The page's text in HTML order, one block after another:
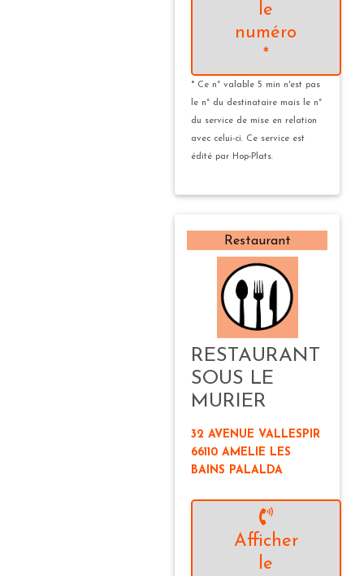
le
numéro
*
* Ce n° valable 5 min n'est pas
le n° du destinataire mais le n°
du service de mise en relation
avec celui-ci. Ce service est
édité par Hop-Plats.
Restaurant
RESTAURANT
SOUS LE
MURIER
32 AVENUE VALLESPIR
66110 AMELIE LES
BAINS PALALDA
Afficher
le